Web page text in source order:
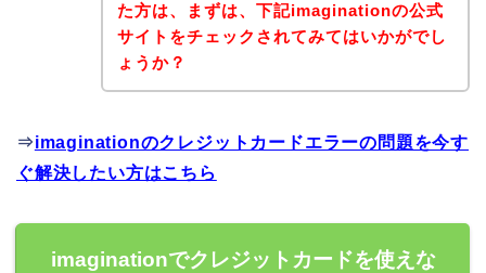
た方は、まずは、下記imaginationの公式
サイトをチェックされてみてはいかがでし
ょうか？
⇒imaginationのクレジットカードエラーの問題を今す
ぐ解決したい方はこちら
imaginationでクレジットカードを使えな